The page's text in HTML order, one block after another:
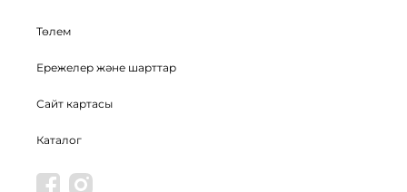
Төлем
Ережелер және шарттар
Сайт картасы
Каталог